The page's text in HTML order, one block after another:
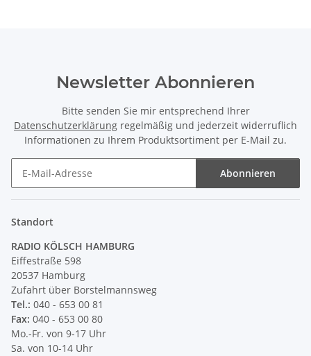
Newsletter Abonnieren
Bitte senden Sie mir entsprechend Ihrer
Datenschutzerklärung regelmäßig und jederzeit widerruflich
Informationen zu Ihrem Produktsortiment per E-Mail zu.
Abonnieren
Standort
RADIO KÖLSCH HAMBURG
Eiffestraße 598
20537 Hamburg
Zufahrt über Borstelmannsweg
Tel.: 040 - 653 00 81
Fax: 040 - 653 00 80
Mo.-Fr. von 9-17 Uhr
Sa. von 10-14 Uhr